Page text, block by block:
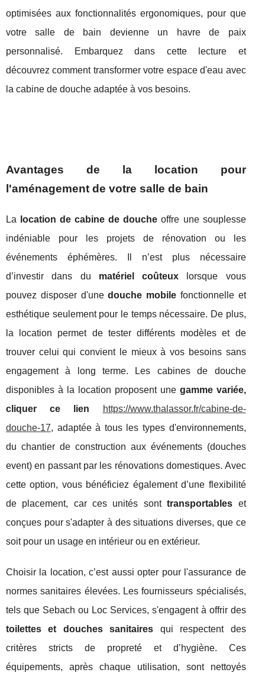
optimisées aux fonctionnalités ergonomiques, pour que
votre salle de bain devienne un havre de paix
personnalisé. Embarquez dans cette lecture et
découvrez comment transformer votre espace d'eau avec
la cabine de douche adaptée à vos besoins.
Avantages de la location pour
l'aménagement de votre salle de bain
La location de cabine de douche offre une souplesse
indéniable pour les projets de rénovation ou les
événements éphémères. Il n’est plus nécessaire
d’investir dans du matériel coûteux lorsque vous
pouvez disposer d'unedouche mobile fonctionnelle et
esthétique seulement pour le temps nécessaire. De plus,
la location permet de tester différents modèles et de
trouver celui qui convient le mieux à vos besoins sans
engagement à long terme. Les cabines de douche
disponibles à la location proposent une gamme variée,
cliquer ce lien
https://www.thalassor.fr/cabine-de-
douche-17, adaptée à tous les types d'environnements,
du chantier de construction aux événements (douches
event) en passant par les rénovations domestiques. Avec
cette option, vous bénéficiez également d’une flexibilité
de placement, car ces unités sonttransportables et
conçues pour s'adapter à des situations diverses, que ce
soit pour un usage en intérieur ou en extérieur.
Choisir la location, c’est aussi opter pour l'assurance de
normes sanitaires élevées. Les fournisseurs spécialisés,
tels que Sebach ou Loc Services, s'engagent à offrir des
toilettes et douches sanitaires qui respectent des
critères stricts de propreté et d’hygiène. Ces
équipements, après chaque utilisation, sont nettoyés